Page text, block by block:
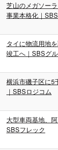
芝山のメガソー
事業本格化｜
タイに物流用地
竣工へ｜SBSグ
横浜市磯子区に5
｜SBSロジコム
大型車両基地、
SBSフレック